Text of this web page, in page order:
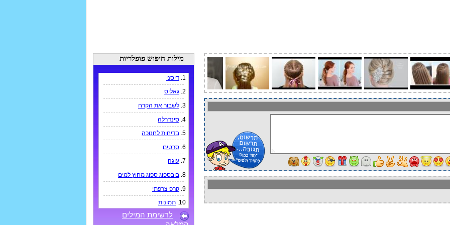
מילות חיפוש פופלריות
1. דיסני
2. גאליס
3. לשבור את הקרח
4. סינדרלה
5. בדיחות לחנוכה
6. סרטים
7. עוגה
8. בובספוג ספוג מחוץ למים
9. קרפ צרפתי
10. תמונות
לרשימת המילים